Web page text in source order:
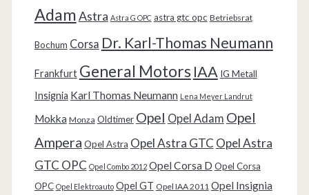
AdamAstra Astra G OPC astra gtc opc Betriebsrat
Bochum Corsa Dr. Karl-Thomas Neumann
Frankfurt General Motors IAA IG Metall
Insignia Karl Thomas Neumann Lena Meyer Landrut
Mokka Monza Oldtimer Opel Opel Adam Opel
Ampera Opel Astra Opel Astra GTC Opel Astra
GTC OPC Opel Combo 2012 Opel Corsa D Opel Corsa
OPC Opel Elektroauto Opel GT Opel IAA 2011 Opel Insignia